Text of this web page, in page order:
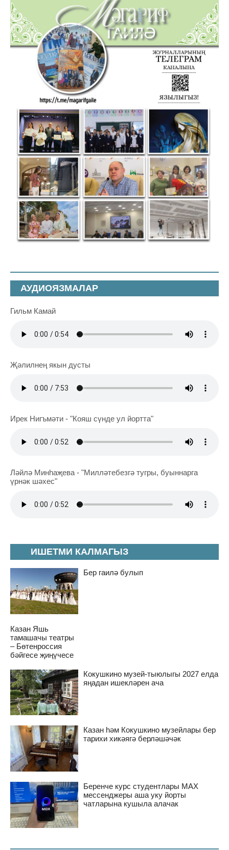
ИШЕТМИ КАЛМАГЫЗ
Бер гаилә булып
Казан Яшь
тамашачы театры
– Бөтенроссия
бәйгесе җиңүчесе
Кокушкино музей-тыюлыгы 2027 елда
яңадан ишекләрен ача
Казан һәм Кокушкино музейлары бер
тарихи хикәягә берләшәчәк
Беренче курс студентлары MAX
мессенджеры аша уку йорты
чатларына кушыла алачак
АУДИОЯЗМАЛАР
Гильм Камай
Җәлилнең якын дусты
Ирек Нигъмәти - "Кояш сүнде ул йортта"
Ләйлә Минһаҗева - "Милләтебезгә тугры, буыннарга
үрнәк шәхес"